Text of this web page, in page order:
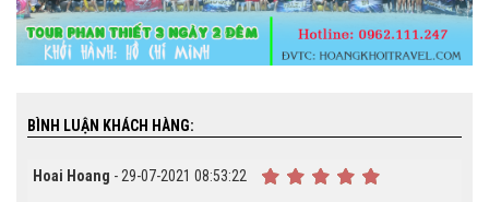
BÌNH LUẬN KHÁCH HÀNG:
Hoai Hoang - 29-07-2021 08:53:22